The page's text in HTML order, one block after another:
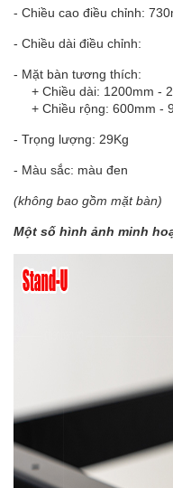
- Chiều cao điều chỉnh:
- Chiều dài điều chỉnh:
- Mặt bàn tương thích:
+ Chiều dài: 1200mm -
+ Chiều rộng: 600mm -
- Trọng lượng: 29Kg
- Màu sắc: màu đen
(không bao gồm mặt bàn)
Một số hình ảnh minh